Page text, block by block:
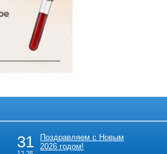
31
Поздравляем с Новым
2026 годом!